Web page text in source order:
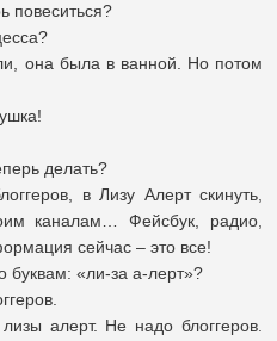
повеситься?
она была в ванной. Но потом
делать?
в Лизу Алерт скинуть,
каналам… Фейсбук, радио,
сейчас – это все!
буквам: «ли-за а-лерт»?
алерт. Не надо блоггеров.